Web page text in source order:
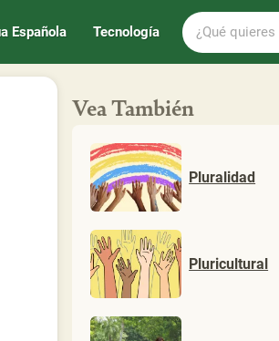
Española Tecnología
¿Qué
quieres
saber
Vea También
Pluralidad
Pluricultural